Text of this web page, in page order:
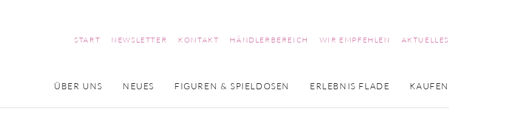
ÜBER UNS NEUES FIGUREN & SPIELDOSEN ERLEBNIS FLADE KAUFEN
START NEWSLETTER KONTAKT HÄNDLERBEREICH WIR EMPFEHLEN AKTUELLES